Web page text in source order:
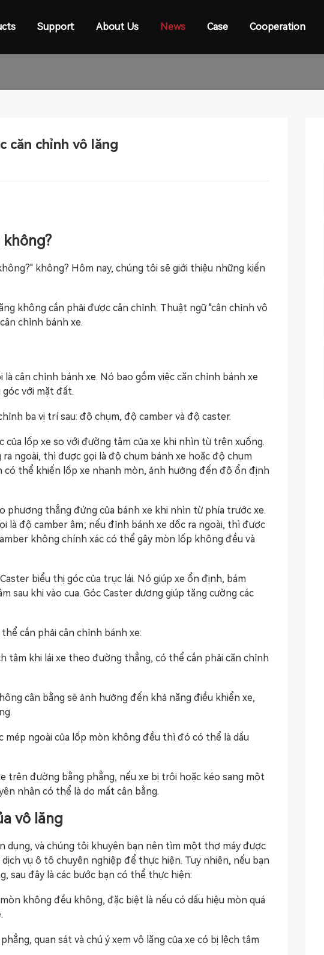
Support About Us News Case Cooperation
căn chỉnh vô lăng
không? Hôm nay, chúng tôi sẽ giới thiệu những kiến
không cần phải được cân chỉnh. Thuật ngữ "cân chỉnh vô
chỉnh bánh xe.
cân chỉnh bánh xe. Nó bao gồm việc căn chỉnh bánh xe
với mặt đất.
ba vị trí sau: độ chụm, độ camber và độ caster.
lốp xe so với đường tâm của xe khi nhìn từ trên xuống.
ngoài, thì được gọi là độ chụm bánh xe hoặc độ chụm
có thể khiến lốp xe nhanh mòn, ảnh hưởng đến độ ổn định
thẳng đứng của bánh xe khi nhìn từ phía trước xe.
là độ camber âm; nếu đỉnh bánh xe dốc ra ngoài, thì được
không chính xác có thể gây mòn lốp không đều và
biểu thị góc của trục lái. Nó giúp xe ổn định, bám
sau khi vào cua. Góc Caster dương giúp tăng cường các
cần phải cân chỉnh bánh xe:
tâm khi lái xe theo đường thẳng, có thể cần phải căn chỉnh
cân bằng sẽ ảnh hưởng đến khả năng điều khiển xe,
ngoài của lốp mòn không đều thì đó có thể là dấu
trên đường bằng phẳng, nếu xe bị trôi hoặc kéo sang một
nhân có thể là do mất cân bằng.
vô lăng
dụng, và chúng tôi khuyên bạn nên tìm một thợ máy được
vụ ô tô chuyên nghiệp để thực hiện. Tuy nhiên, nếu bạn
sau đây là các bước bạn có thể thực hiện:
không đều không, đặc biệt là nếu có dấu hiệu mòn quá
quan sát và chú ý xem vô lăng của xe có bị lệch tâm